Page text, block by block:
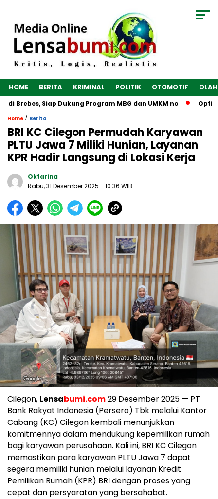
HOME BERITA KRIMINAL POLITIK OTOMOTIF
Brebes, Siap Dukung Program MBG dan UMKM no
Home / Berita
BRI KC Cilegon Permudah Karyawan
PLTU Jawa 7 Miliki Hunian, Layanan
KPR Hadir Langsung di Lokasi Kerja
Oktarina
Rabu, 31 Desember 2025 - 10:36 WIB
Cilegon, Lensabumi.com29 Desember 2025 — PT
Bank Rakyat Indonesia (Persero) Tbk melalui Kantor
Cabang (KC) Cilegon kembali menunjukkan
komitmennya dalam mendukung kepemilikan rumah
bagi karyawan perusahaan. Kali ini, BRI KC Cilegon
memastikan para karyawan PLTU Jawa 7 dapat
segera memiliki hunian melalui layanan Kredit
Pemilikan Rumah (KPR) BRI dengan proses yang
cepat dan persyaratan yang bersahabat.